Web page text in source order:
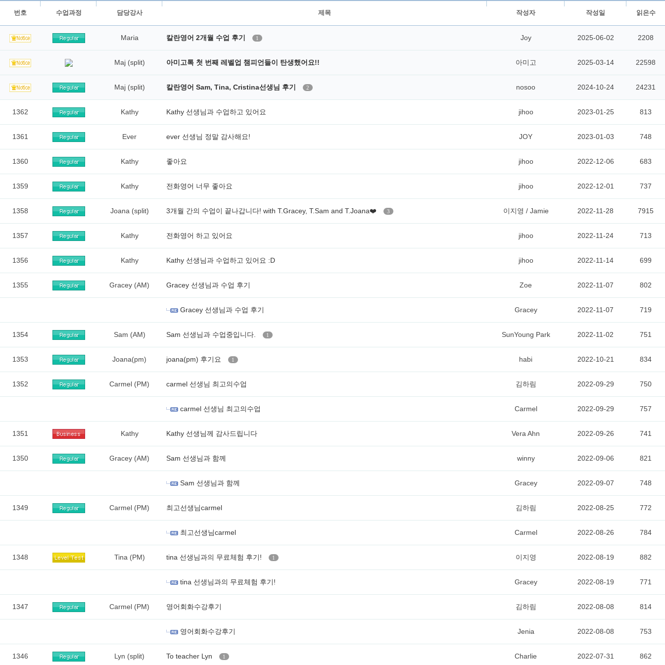
번호 수업과정 담당강사 제목 작성자 작성일 읽은수
Maria 칼란영어 2개월 수업 후기 1 Joy 2025-06-02 2208
Maj (split) 아미고톡 첫 번째 레벨업 챔피언들이 탄생했어요!! 아미고 2025-03-14 22598
Maj (split) 칼란영어 Sam, Tina, Cristina선생님 후기 2 nosoo 2024-10-24 24231
1362 Kathy Kathy 선생님과 수업하고 있어요 jihoo 2023-01-25 813
1361 Ever ever 선생님 정말 감사해요! JOY 2023-01-03 748
1360 Kathy 좋아요 jihoo 2022-12-06 683
1359 Kathy 전화영어 너무 좋아요 jihoo 2022-12-01 737
1358 Joana (split) 3개월 간의 수업이 끝나갑니다! with T.Gracey, T.Sam and T.Joana❤️ 3 이지영 / Jamie 2022-11-28 7915
1357 Kathy 전화영어 하고 있어요 jihoo 2022-11-24 713
1356 Kathy Kathy 선생님과 수업하고 있어요 :D jihoo 2022-11-14 699
1355 Gracey (AM) Gracey 선생님과 수업 후기 Zoe 2022-11-07 802
Gracey 선생님과 수업 후기 Gracey 2022-11-07 719
1354 Sam (AM) Sam 선생님과 수업중입니다. 1 SunYoung Park 2022-11-02 751
1353 Joana(pm) joana(pm) 후기요 1 habi 2022-10-21 834
1352 Carmel (PM) carmel 선생님 최고의수업 김하림 2022-09-29 750
carmel 선생님 최고의수업 Carmel 2022-09-29 757
1351 Kathy Kathy 선생님께 감사드립니다 Vera Ahn 2022-09-26 741
1350 Gracey (AM) Sam 선생님과 함께 winny 2022-09-06 821
Sam 선생님과 함께 Gracey 2022-09-07 748
1349 Carmel (PM) 최고선생님carmel 김하림 2022-08-25 772
최고선생님carmel Carmel 2022-08-26 784
1348 Tina (PM) tina 선생님과의 무료체험 후기! 1 이지영 2022-08-19 882
tina 선생님과의 무료체험 후기! Gracey 2022-08-19 771
1347 Carmel (PM) 영어회화수강후기 김하림 2022-08-08 814
영어회화수강후기 Jenia 2022-08-08 753
1346 Lyn (split) To teacher Lyn 1 Charlie 2022-07-31 862